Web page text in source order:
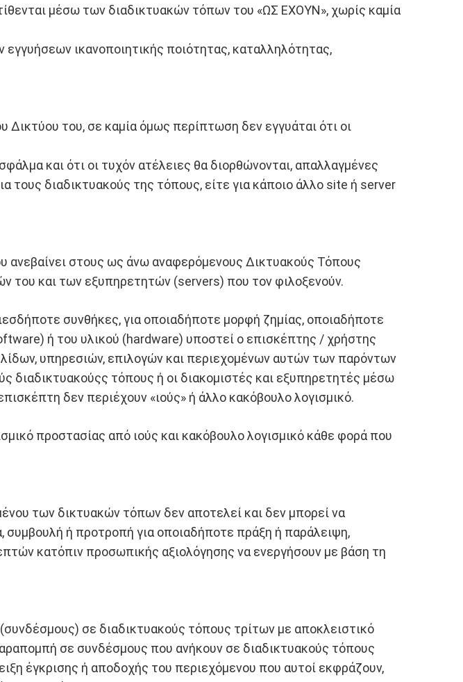
μέσω των διαδικτυακών τόπων του «ΩΣ ΕΧΟΥΝ», χωρίς καμία
ικανοποιητικής ποιότητας, καταλληλότητας,
Δικτύου του, σε καμία όμως περίπτωση δεν εγγυάται ότι οι
και ότι οι τυχόν ατέλειες θα διορθώνονται, απαλλαγμένες
τους διαδικτυακούς της τόπους, είτε για κάποιο άλλο site ή server
ανεβαίνει στους ως άνω αναφερόμενους Δικτυακούς Τόπους
του και των εξυπηρετητών (servers) που τον φιλοξενούν.
συνθήκες, για οποιαδήποτε μορφή ζημίας, οποιαδήποτε
ή του υλικού (hardware) υποστεί ο επισκέπτης / χρήστης
υπηρεσιών, επιλογών και περιεχομένων αυτών των παρόντων
διαδικτυακούςς τόπους ή οι διακομιστές και εξυπηρετητές μέσω
δεν περιέχουν «ιούς» ή άλλο κακόβουλο λογισμικό.
προστασίας από ιούς και κακόβουλο λογισμικό κάθε φορά που
των δικτυακών τόπων δεν αποτελεί και δεν μπορεί να
ή προτροπή για οποιαδήποτε πράξη ή παράλειψη,
κατόπιν προσωπικής αξιολόγησης να ενεργήσουν με βάση τη
σε διαδικτυακούς τόπους τρίτων με αποκλειστικό
σε συνδέσμους που ανήκουν σε διαδικτυακούς τόπους
έγκρισης ή αποδοχής του περιεχόμενου που αυτοί εκφράζουν,